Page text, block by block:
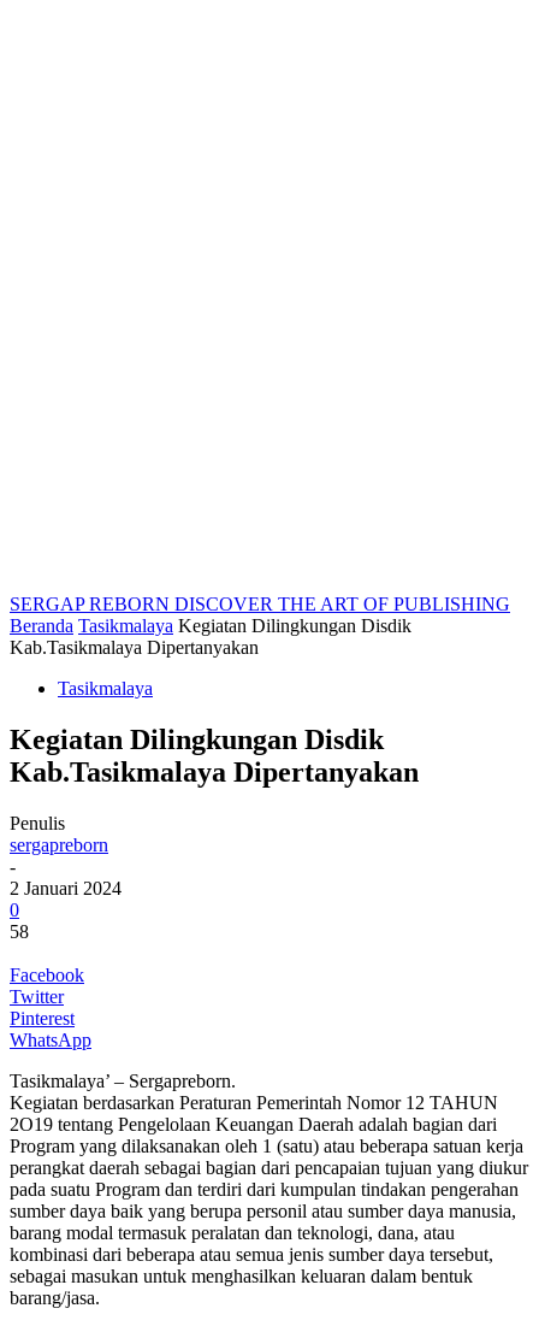
SERGAP REBORN DISCOVER THE ART OF PUBLISHING
Beranda Tasikmalaya Kegiatan Dilingkungan Disdik
Kab.Tasikmalaya Dipertanyakan
Tasikmalaya
Kegiatan Dilingkungan Disdik
Kab.Tasikmalaya Dipertanyakan
Penulis
sergapreborn
-
2 Januari 2024
0
58
Facebook
Twitter
Pinterest
WhatsApp
Tasikmalaya’ – Sergapreborn.
Kegiatan berdasarkan Peraturan Pemerintah Nomor 12 TAHUN
2O19 tentang Pengelolaan Keuangan Daerah adalah bagian dari
Program yang dilaksanakan oleh 1 (satu) atau beberapa satuan kerja
perangkat daerah sebagai bagian dari pencapaian tujuan yang diukur
pada suatu Program dan terdiri dari kumpulan tindakan pengerahan
sumber daya baik yang berupa personil atau sumber daya manusia,
barang modal termasuk peralatan dan teknologi, dana, atau
kombinasi dari beberapa atau semua jenis sumber daya tersebut,
sebagai masukan untuk menghasilkan keluaran dalam bentuk
barang/jasa.